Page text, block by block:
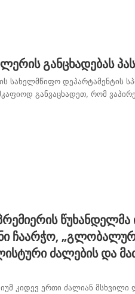
განცხადებას
სახელმწიფო დეპარტამენტის
განვაცხადეთ, რომ
ჩაარჭო,
ძალების და
კიდევ ერთი ძალიან